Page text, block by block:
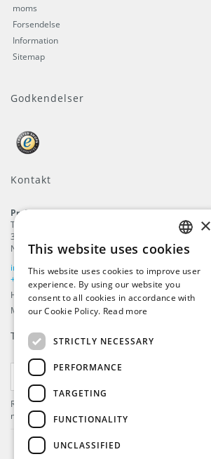
moms
Forsendelse
Information
Sitemap
Godkendelser
Kontakt
ProFlags B.V.
Tilbury 8
3897 AC
Nederlandene
info@beachflags.com
+31 (0) 85 401 4648
Handelskammer: 92559840
Momsnummer: NL866099657B01
Tilmeld dig voresNyhedsbrev
Registrer dig og få de seneste nyheder og meget
mere!
ENGLISH
DUTCH
GERMAN
×
This website uses cookies
This website uses cookies to improve user
experience. By using our website you
consent to all cookies in accordance with
our Cookie Policy. Read more
STRICTLY NECESSARY
PERFORMANCE
TARGETING
FUNCTIONALITY
UNCLASSIFIED